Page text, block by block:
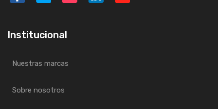
Institucional
Nuestras marcas
Sobre nosotros